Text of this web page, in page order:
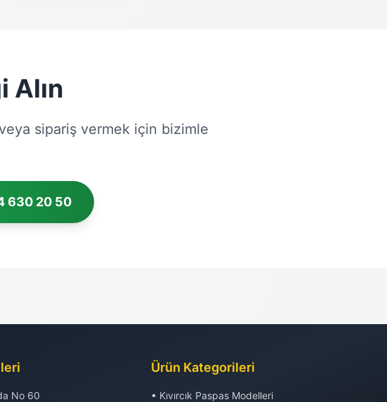
Alın
sipariş vermek için bizimle
630 20 50
No 60
Ürün Kategorileri
• Kıvırcık Paspas Modelleri